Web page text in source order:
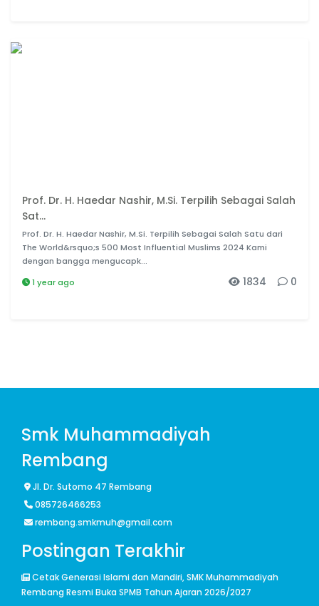
Prof. Dr. H. Haedar Nashir, M.Si. Terpilih Sebagai Salah
Sat...
Prof. Dr. H. Haedar Nashir, M.Si. Terpilih Sebagai Salah Satu dari
The World&rsquo;s 500 Most Influential Muslims 2024 Kami
dengan bangga mengucapk...
1 year ago
0
1834
Smk Muhammadiyah
Rembang
Jl. Dr. Sutomo 47 Rembang
085726466253
rembang.smkmuh@gmail.com
Postingan Terakhir
Cetak Generasi Islami dan Mandiri, SMK Muhammadiyah
Rembang Resmi Buka SPMB Tahun Ajaran 2026/2027